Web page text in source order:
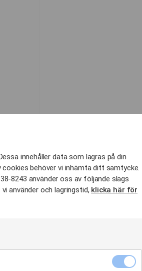
innehåller data som lagras på din
behöver vi inhämta ditt samtycke.
8243 använder oss av följande slags
använder och lagringstid, klicka här för